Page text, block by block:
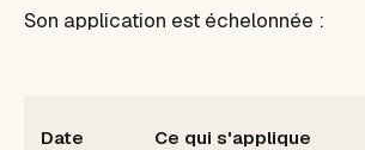
Son application est échelonnée :
Date Ce qui s'applique